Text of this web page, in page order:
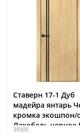
Ставерн 17-1 Дуб
мадейра янтарь
кромка экошпон/
Лакобель черное
39305